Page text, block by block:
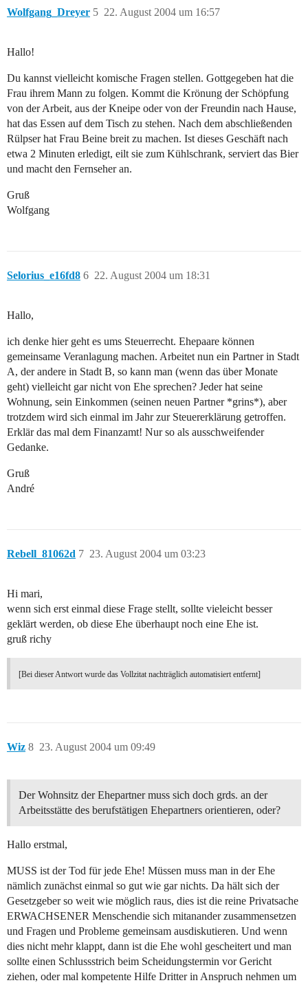
Wolfgang_Dreyer 22. August 2004 um 16:57
5
Hallo!
Du kannst vielleicht komische Fragen stellen. Gottgegeben hat die
Frau ihrem Mann zu folgen. Kommt die Krönung der Schöpfung
von der Arbeit, aus der Kneipe oder von der Freundin nach Hause,
hat das Essen auf dem Tisch zu stehen. Nach dem abschließenden
Rülpser hat Frau Beine breit zu machen. Ist dieses Geschäft nach
etwa 2 Minuten erledigt, eilt sie zum Kühlschrank, serviert das Bier
und macht den Fernseher an.
Gruß
Wolfgang
Selorius_e16fd8 22. August 2004 um 18:31
6
Hallo,
ich denke hier geht es ums Steuerrecht. Ehepaare können
gemeinsame Veranlagung machen. Arbeitet nun ein Partner in Stadt
A, der andere in Stadt B, so kann man (wenn das über Monate
geht) vielleicht gar nicht von Ehe sprechen? Jeder hat seine
Wohnung, sein Einkommen (seinen neuen Partner *grins*), aber
trotzdem wird sich einmal im Jahr zur Steuererklärung getroffen.
Erklär das mal dem Finanzamt! Nur so als ausschweifender
Gedanke.
Gruß
André
Rebell_81062d 23. August 2004 um 03:23
7
Hi mari,
wenn sich erst einmal diese Frage stellt, sollte vieleicht besser
geklärt werden, ob diese Ehe überhaupt noch eine Ehe ist.
gruß richy
[Bei dieser Antwort wurde das Vollzitat nachträglich automatisiert entfernt]
Wiz 23. August 2004 um 09:49
8
Der Wohnsitz der Ehepartner muss sich doch grds. an der
Arbeitsstätte des berufstätigen Ehepartners orientieren, oder?
Hallo erstmal,
MUSS ist der Tod für jede Ehe! Müssen muss man in der Ehe
nämlich zunächst einmal so gut wie gar nichts. Da hält sich der
Gesetzgeber so weit wie möglich raus, dies ist die reine Privatsache
ERWACHSENER Menschendie sich mitanander zusammensetzen
und Fragen und Probleme gemeinsam ausdiskutieren. Und wenn
dies nicht mehr klappt, dann ist die Ehe wohl gescheitert und man
sollte einen Schlussstrich beim Scheidungstermin vor Gericht
ziehen, oder mal kompetente Hilfe Dritter in Anspruch nehmen um